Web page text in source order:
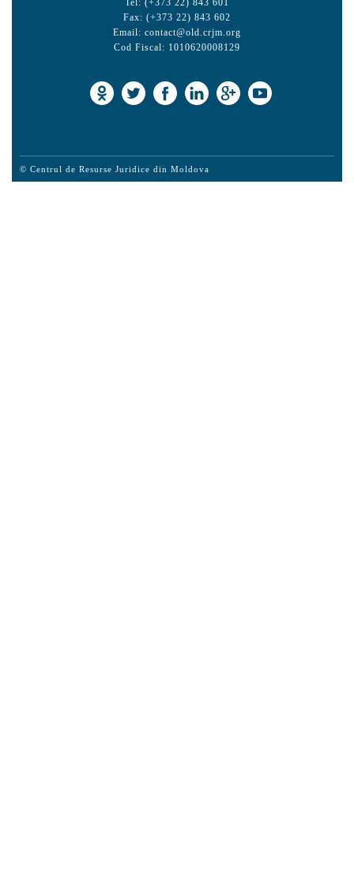
Fax: (+373 22) 843 602
Email: contact@old.crjm.org
Cod Fiscal: 1010620008129
© Centrul de Resurse Juridice din Moldova